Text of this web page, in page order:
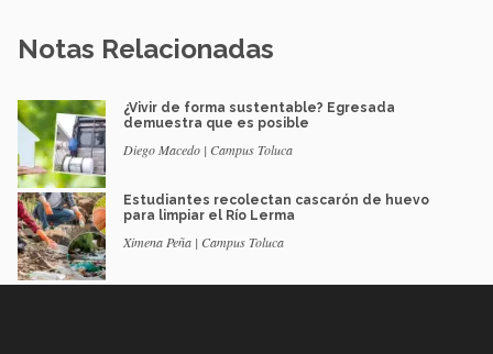
Notas Relacionadas
¿Vivir de forma sustentable? Egresada
demuestra que es posible
Diego Macedo | Campus Toluca
Estudiantes recolectan cascarón de huevo
para limpiar el Río Lerma
Ximena Peña | Campus Toluca